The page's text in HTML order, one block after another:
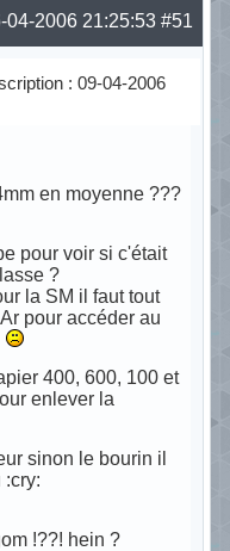
#51
04-2006 21:25:53
: 09-04-2006
en moyenne ???
pour voir si c'était
?
la SM il faut tout
pour accéder au
400, 600, 100 et
enlever la
sinon le bourin il
:cry:
!??! hein ?